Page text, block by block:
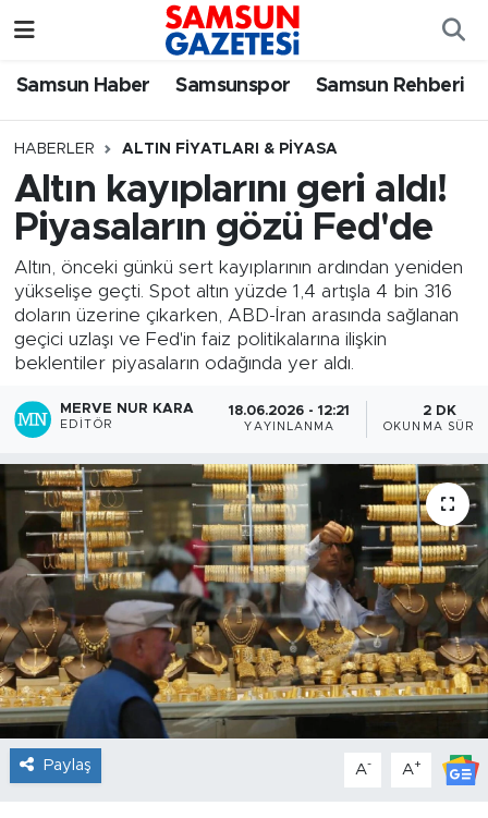
Samsun Haber Samsunspor Samsun Rehberi
HABERLER ALTIN FIYATLARI & PIYASA
Altın kayıplarını geri aldı!
Piyasaların gözü Fed'de
Altın, önceki günkü sert kayıplarının ardından yeniden
yükselişe geçti. Spot altın yüzde 1,4 artışla 4 bin 316
doların üzerine çıkarken, ABD-İran arasında sağlanan
geçici uzlaşı ve Fed'in faiz politikalarına ilişkin
beklentiler piyasaların odağında yer aldı.
MERVE NUR KARA
EDITÖR
18.06.2026 - 12:21
YAYINLANMA
2 DK
OKUNMA
Paylaş A- A+
Samsun Haber
Samsun Rehberi
Resmi İlanlar
Samsun Nöbetçi Eczaneler
Samsun Hava Durumu
SAMSUN Namaz Vakitleri
Samsun Trafik Yoğunluk Haritası
Süper Lig Puan Durumu ve Fikstür
Tüm Manşetler
Son Dakika Haberleri
Haber Arşivi